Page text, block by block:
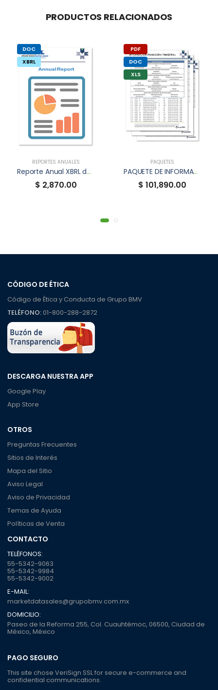
PRODUCTOS RELACIONADOS
DOC
XBRL
REPORTES ANUALES
Reporte Anual XBRL de XIGNUX
$ 2,870.00
PDF
DOC
XLS
PAQUETES
PAQUETE DE INFORMACIÓN FINANCIERA TRIMESTRAL
$ 101,890.00
CÓDIGO DE ÉTICA
Código de Ética y Conducta de Grupo BMV
TELÉFONO:01-800-288-2872
DESCARGA NUESTRA APP
Google Play
App Store
OTROS
Preguntas Frecuentes
Sitios de Interés
Mapa del Sitio
Aviso Legal
Aviso de Privacidad
Temas de Ayuda
Políticas de Venta
CONTACTO
TELÉFONOS:
55-5342-9063
55-5342-9984
55-5342-9002
E-MAIL:
marketdatasales@grupobmv.com.mx
DOMICILIO:
Paseo de la Reforma 255, Col. Cuauhtémoc, 06500, Ciudad de
México, México
PAGO SEGURO
This site chose VeriSign SSL for secure e-commerce and
confidential communications.